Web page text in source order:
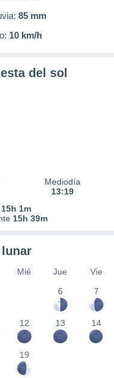
85 mm
10 km/h
del sol
Mediodía
13:19
15h 1m
15h 39m
Mié Jue Vie
6
7
12 13 14
19